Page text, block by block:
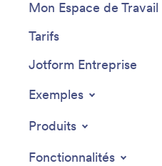
Mon Espace de Travail
Tarifs
Jotform Entreprise
Exemples
Produits
Fonctionnalités